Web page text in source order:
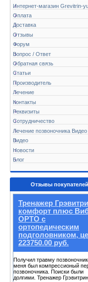
Интернет-магазин Grevitrin-
Оплата
Доставка
Отзывы
Форум
Вопрос / Ответ
Обратная связь
Статьи
Производитель
Лечение
Контакты
Реквизиты
Сотрудничество
Лечение позвоночника Видео
Видео
Новости
Блог
Отзывы покупателей
Тренажер
комфорт плюс
ОРТО с
ортопедическим
подголовником,
223750.00 руб.
Получил травму
меня был компрессионый
позвоночника. Поиски были
долгими. Тренажер